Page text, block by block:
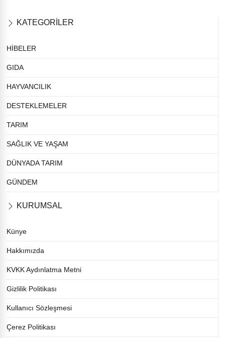
KATEGORİLER
HİBELER
GIDA
HAYVANCILIK
DESTEKLEMELER
TARIM
SAĞLIK VE YAŞAM
DÜNYADA TARIM
GÜNDEM
KURUMSAL
Künye
Hakkımızda
KVKK Aydınlatma Metni
Gizlilik Politikası
Kullanıcı Sözleşmesi
Çerez Politikası